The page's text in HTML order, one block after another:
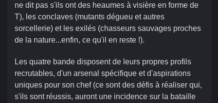
ne dit pas s'ils ont des heaumes à visière en forme de
T), les conclaves (mutants dégueu et autres
sorcellerie) et les exilés (chasseurs sauvages proches
de la nature...enfin, ce qu'il en reste !).
Les quatre bande disposent de leurs propres profils
recrutables, d'un arsenal spécifique et d'aspirations
uniques pour son chef (ce sont des défis à réaliser qui,
s'ils sont réussis, auront une incidence sur la bataille